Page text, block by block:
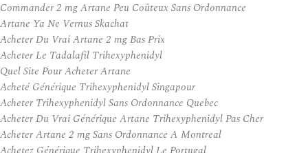
Commander 2 mg Artane Peu Coûteux Sans Ordonnance
Artane Ya Ne Vernus Skachat
Acheter Du Vrai Artane 2 mg Bas Prix
Acheter Le Tadalafil Trihexyphenidyl
Quel Site Pour Acheter Artane
Acheté Générique Trihexyphenidyl Singapour
Acheter Trihexyphenidyl Sans Ordonnance Quebec
Acheter Du Vrai Générique Artane Trihexyphenidyl Pas Cher
Acheter Artane 2 mg Sans Ordonnance A Montreal